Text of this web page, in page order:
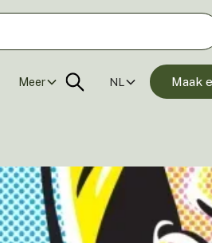
Meer NL Maak